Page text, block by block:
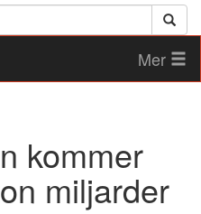
Mer
kommer
miljarder